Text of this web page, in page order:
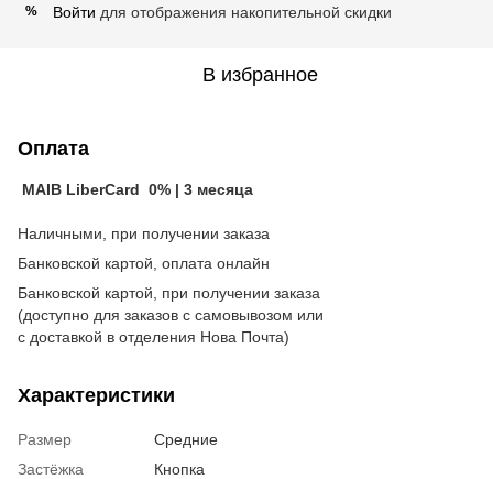
% Войти для отображения накопительной скидки
В избранное
Оплата
MAIB LiberCard 0% | 3 месяца
Наличными, при получении заказа
Банковской картой, оплата онлайн
Банковской картой, при получении заказа
(доступно для заказов с самовывозом или
с доставкой в отделения Нова Почта)
Характеристики
Размер
Средние
Застёжка
Кнопка